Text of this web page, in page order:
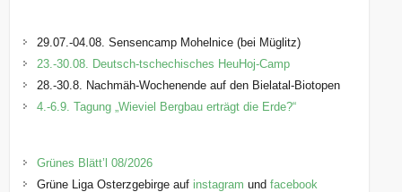
29.07.-04.08. Sensencamp Mohelnice (bei Müglitz)
23.-30.08. Deutsch-tschechisches HeuHoj-Camp
28.-30.8. Nachmäh-Wochenende auf den Bielatal-Biotopen
4.-6.9. Tagung „Wieviel Bergbau erträgt die Erde?“
Grünes Blätt’l 08/2026
Grüne Liga Osterzgebirge auf instagram undfacebook